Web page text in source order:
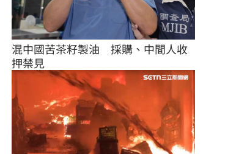
混中國苦茶籽製油　採購、中間人收
押禁見